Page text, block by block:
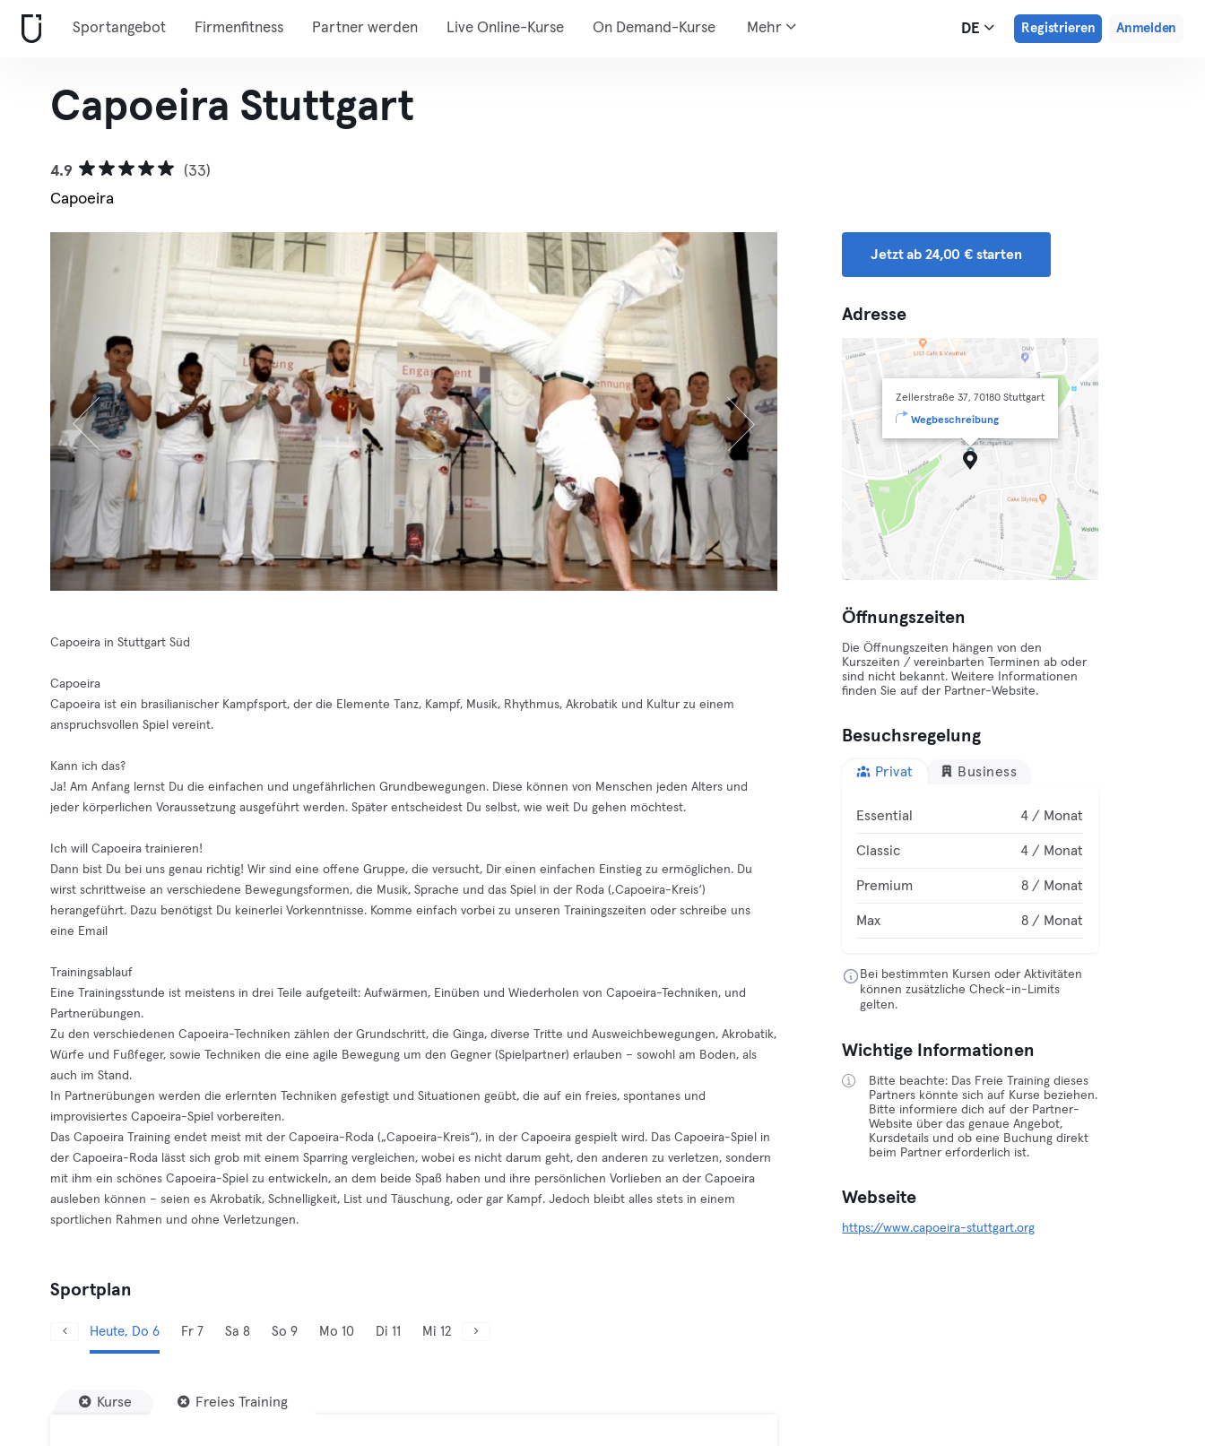
Sportangebot Firmenfitness Partner werden Live Online-Kurse On Demand-Kurse Mehr DE Registrieren Anmelden
Capoeira Stuttgart
4.9
(33)
Capoeira
Capoeira in Stuttgart Süd
Capoeira
Capoeira ist ein brasilianischer Kampfsport, der die Elemente Tanz, Kampf, Musik, Rhythmus, Akrobatik und Kultur zu einem
anspruchsvollen Spiel vereint.
Kann ich das?
Ja! Am Anfang lernst Du die einfachen und ungefährlichen Grundbewegungen. Diese können von Menschen jeden Alters und
jeder körperlichen Voraussetzung ausgeführt werden. Später entscheidest Du selbst, wie weit Du gehen möchtest.
Ich will Capoeira trainieren!
Dann bist Du bei uns genau richtig! Wir sind eine offene Gruppe, die versucht, Dir einen einfachen Einstieg zu ermöglichen. Du
wirst schrittweise an verschiedene Bewegungsformen, die Musik, Sprache und das Spiel in der Roda (‚Capoeira-Kreis‘)
herangeführt. Dazu benötigst Du keinerlei Vorkenntnisse. Komme einfach vorbei zu unseren Trainingszeiten oder schreibe uns
eine Email
Trainingsablauf
Eine Trainingsstunde ist meistens in drei Teile aufgeteilt: Aufwärmen, Einüben und Wiederholen von Capoeira-Techniken, und
Partnerübungen.
Zu den verschiedenen Capoeira-Techniken zählen der Grundschritt, die Ginga, diverse Tritte und Ausweichbewegungen, Akrobatik,
Würfe und Fußfeger, sowie Techniken die eine agile Bewegung um den Gegner (Spielpartner) erlauben – sowohl am Boden, als
auch im Stand.
In Partnerübungen werden die erlernten Techniken gefestigt und Situationen geübt, die auf ein freies, spontanes und
improvisiertes Capoeira-Spiel vorbereiten.
Das Capoeira Training endet meist mit der Capoeira-Roda („Capoeira-Kreis“), in der Capoeira gespielt wird. Das Capoeira-Spiel in
der Capoeira-Roda lässt sich grob mit einem Sparring vergleichen, wobei es nicht darum geht, den anderen zu verletzen, sondern
mit ihm ein schönes Capoeira-Spiel zu entwickeln, an dem beide Spaß haben und ihre persönlichen Vorlieben an der Capoeira
ausleben können – seien es Akrobatik, Schnelligkeit, List und Täuschung, oder gar Kampf. Jedoch bleibt alles stets in einem
sportlichen Rahmen und ohne Verletzungen.
Sportplan
Heute, Do 6 Fr 7 Sa 8 So 9 Mo 10 Di 11 Mi 12
Kurse Freies Training
Jetzt ab 24,00 € starten
Adresse
Zellerstraße 37, 70180 Stuttgart
Wegbeschreibung
Öffnungszeiten
Die Öffnungszeiten hängen von den
Kurszeiten / vereinbarten Terminen ab oder
sind nicht bekannt. Weitere Informationen
finden Sie auf der Partner-Website.
Besuchsregelung
Privat Business
Essential 4 / Monat
Classic 4 / Monat
Premium 8 / Monat
Max 8 / Monat
Bei bestimmten Kursen oder Aktivitäten
können zusätzliche Check-in-Limits
gelten.
Wichtige Informationen
Bitte beachte: Das Freie Training dieses
Partners könnte sich auf Kurse beziehen.
Bitte informiere dich auf der Partner-
Website über das genaue Angebot,
Kursdetails und ob eine Buchung direkt
beim Partner erforderlich ist.
Webseite
https://www.capoeira-stuttgart.org